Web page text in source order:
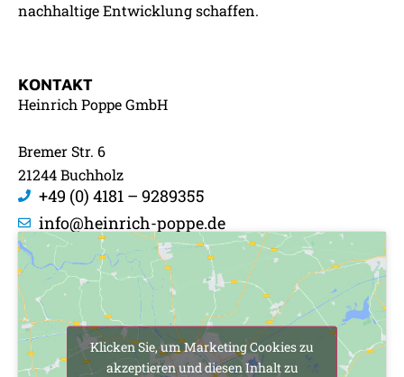
nachhaltige Entwicklung schaffen.
KONTAKT
Heinrich Poppe GmbH
Bremer Str. 6
21244 Buchholz
+49 (0) 4181 – 9289355
info@heinrich-poppe.de
Klicken Sie, um Marketing Cookies zu
akzeptieren und diesen Inhalt zu